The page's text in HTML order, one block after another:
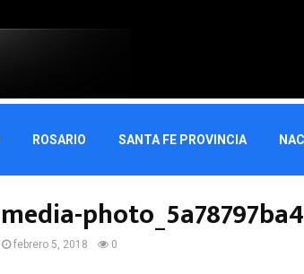
ROSARIO SANTA FE PROVINCIA
media-
febrero 5, 2018 0